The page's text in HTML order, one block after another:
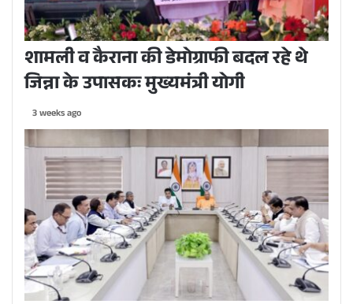
शामली व कैराना की डेमोग्राफी बदल रहे थे
जिन्ना के उपासकः मुख्यमंत्री योगी
3 weeks ago